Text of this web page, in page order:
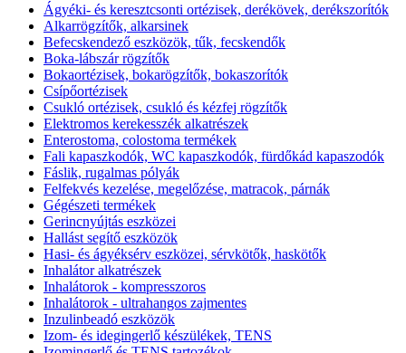
Ágyéki- és keresztcsonti ortézisek, derékövek, derékszorítók
Alkarrögzítők, alkarsinek
Befecskendező eszközök, tűk, fecskendők
Boka-lábszár rögzítők
Bokaortézisek, bokarögzítők, bokaszorítók
Csípőortézisek
Csukló ortézisek, csukló és kézfej rögzítők
Elektromos kerekesszék alkatrészek
Enterostoma, colostoma termékek
Fali kapaszkodók, WC kapaszkodók, fürdőkád kapaszodók
Fáslik, rugalmas pólyák
Felfekvés kezelése, megelőzése, matracok, párnák
Gégészeti termékek
Gerincnyújtás eszközei
Hallást segítő eszközök
Hasi- és ágyéksérv eszközei, sérvkötők, haskötők
Inhalátor alkatrészek
Inhalátorok - kompresszoros
Inhalátorok - ultrahangos zajmentes
Inzulinbeadó eszközök
Izom- és idegingerlő készülékek, TENS